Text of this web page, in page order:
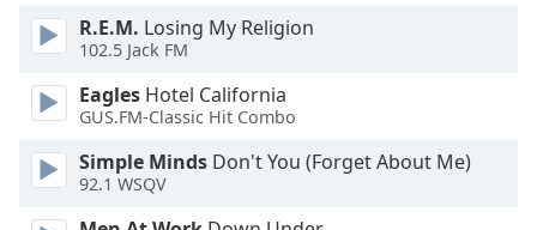
This
modal
Beginning
R.E.M. Losing My Religion
102.5 Jack FM
Eagles Hotel California
GUS.FM-Classic Hit Combo
Simple Minds Don't You (Forget About Me)
92.1 WSQV